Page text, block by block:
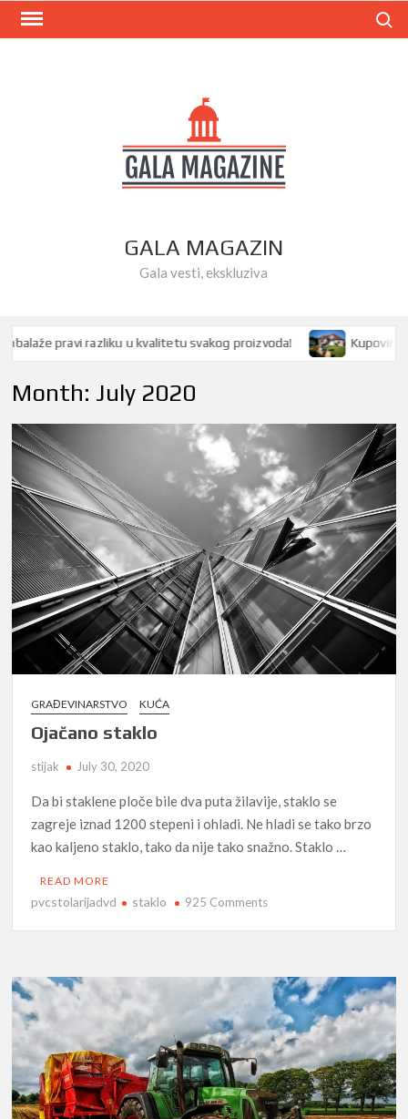
Skip
GALA MAGAZIN
Gala vesti, ekskluziva
pravi razliku u kvalitetu svakog proizvoda! Kupovina
Month: July 2020
GRAĐEVINARSTVO KUĆA
Ojačano staklo
stijak July 30, 2020
Da bi staklene ploče bile dva puta žilavije, staklo se
zagreje iznad 1200 stepeni i ohladi. Ne hladi se tako brzo
kao kaljeno staklo, tako da nije tako snažno. Staklo …
READ MORE
pvcstolarijadvd staklo 925 Commentson